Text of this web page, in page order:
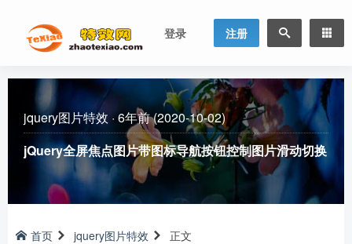
登录 注册
jquery图片特效 ·6年前 (2020-10-02)
jQuery全屏焦点图片带图标导航按钮控制图片滑动切换
首页 jquery图片特效 正文